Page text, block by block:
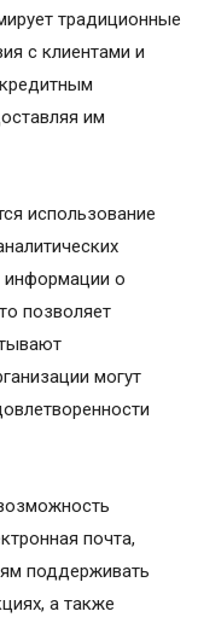
традиционные
с клиентами и
им
использование
информации о
позволяет
могут
почта,
поддерживать
а также